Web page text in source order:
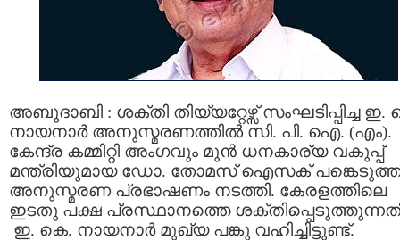
അബുദാബി : ശക്തി തിയ്യറ്റേഴ്സ് സംഘടിപ്പിച്ച ഇ.
നായനാർ അനുസ്മരണത്തിൽ സി. പി. ഐ. (എം).
കേന്ദ്ര കമ്മിറ്റി അംഗവും മുൻ ധനകാര്യ വകുപ്പ്
മന്ത്രിയുമായ ഡോ. തോമസ് ഐസക്
അനുസ്മരണ പ്രഭാഷണം നടത്തി. കേരളത്തിലെ
ഇടതു പക്ഷ പ്രസ്ഥാനത്തെ
ഇ. കെ. നായനാർ മുഖ്യ പങ്കു വഹിച്ചിട്ടുണ്ട്.